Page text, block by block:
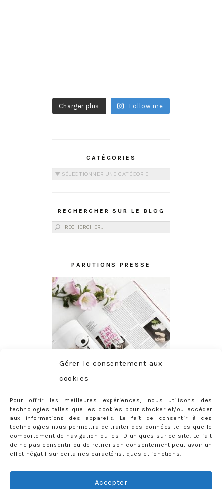
Gérer le consentement aux
cookies
Pour offrir les meilleures expériences, nous utilisons des
technologies telles que les cookies pour stocker et/ou accéder
aux informations des appareils. Le fait de consentir à ces
technologies nous permettra de traiter des données telles que le
comportement de navigation ou les ID uniques sur ce site. Le fait
de ne pas consentir ou de retirer son consentement peut avoir un
effet négatif sur certaines caractéristiques et fonctions.
Accepter
Charger plus Follow me
CATÉGORIES
Catégories
RECHERCHER SUR LE BLOG
Rechercher :
PARUTIONS PRESSE
ABONNEMENT
Adresse